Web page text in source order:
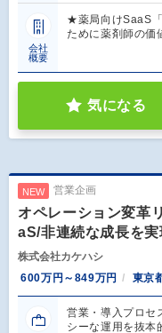
会社
概要
★薬局向けSaaS
ために薬剤師の価
気になる
NEW 営業企画
オペレーション変革
aS/非連続な成長を実
株式会社カケハシ
600万円～849万円
東京
営業・導入プロセ
シーな運用を抜本